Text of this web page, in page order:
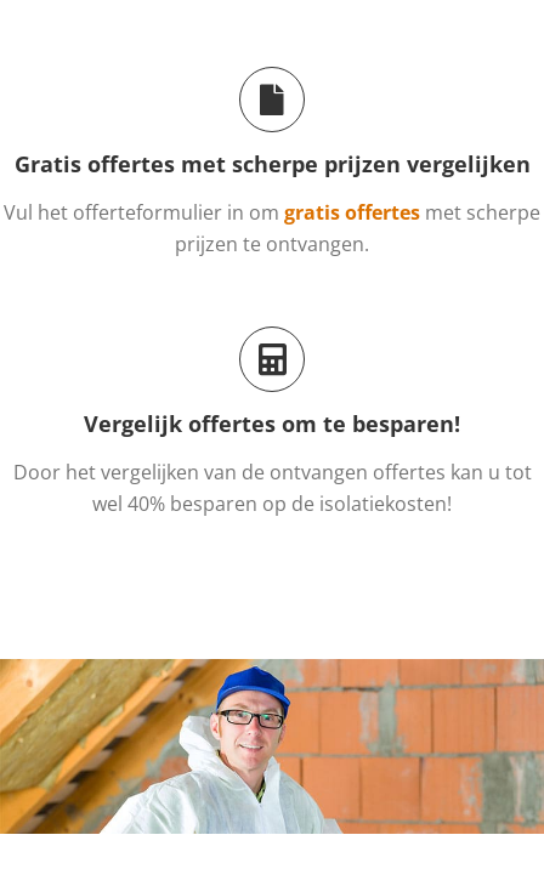
Gratis offertes met scherpe prijzen vergelijken
Vul het offerteformulier in om gratis offertes met scherpe
prijzen te ontvangen.
Vergelijk offertes om te besparen!
Door het vergelijken van de ontvangen offertes kan u tot
wel 40% besparen op de isolatiekosten!